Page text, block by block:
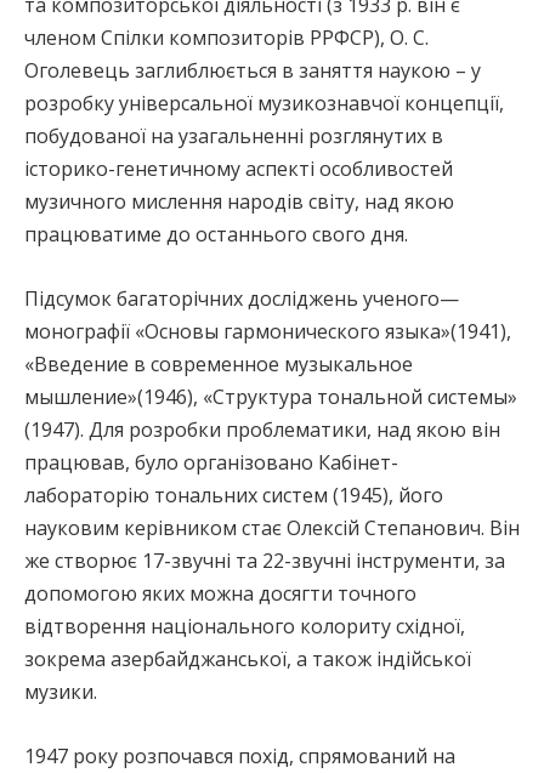
членом Спілки композиторів РРФСР), О. С.
Оголевець заглиблюється в заняття наукою – у
розробку універсальної музикознавчої концепції,
побудованої на узагальненні розглянутих в
історико-генетичному аспекті особливостей
музичного мислення народів світу, над якою
працюватиме до останнього свого дня.
Підсумок багаторічних досліджень ученого—
монографії «Основы гармонического языка»(1941),
«Введение в современное музыкальное
мышление»(1946), «Структура тональной системы»
(1947). Для розробки проблематики, над якою він
працював, було організовано Кабінет-
лабораторію тональних систем (1945), його
науковим керівником стає Олексій Степанович. Він
же створює 17-звучні та 22-звучні інструменти, за
допомогою яких можна досягти точного
відтворення національного колориту східної,
зокрема азербайджанської, а також індійської
музики.
1947 року розпочався похід, спрямований на